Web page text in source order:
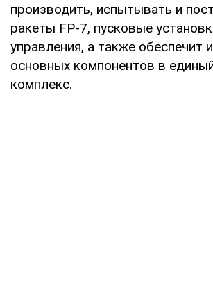
производить, испытывать и
ракеты FP-7, пусковые
управления, а также обеспечит
основных компонентов в
комплекс.